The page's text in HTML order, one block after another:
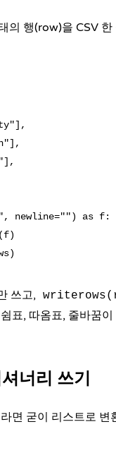
의 행(row)을 CSV
newline="") as f:
쓰고,
표, 따옴표, 줄바꿈
너리 쓰기
면 굳이 리스트로 변